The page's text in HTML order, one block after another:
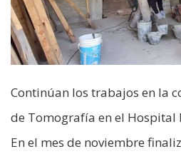
Continúan los trabajos en la
de Tomografía en el Hospital
En el mes de noviembre